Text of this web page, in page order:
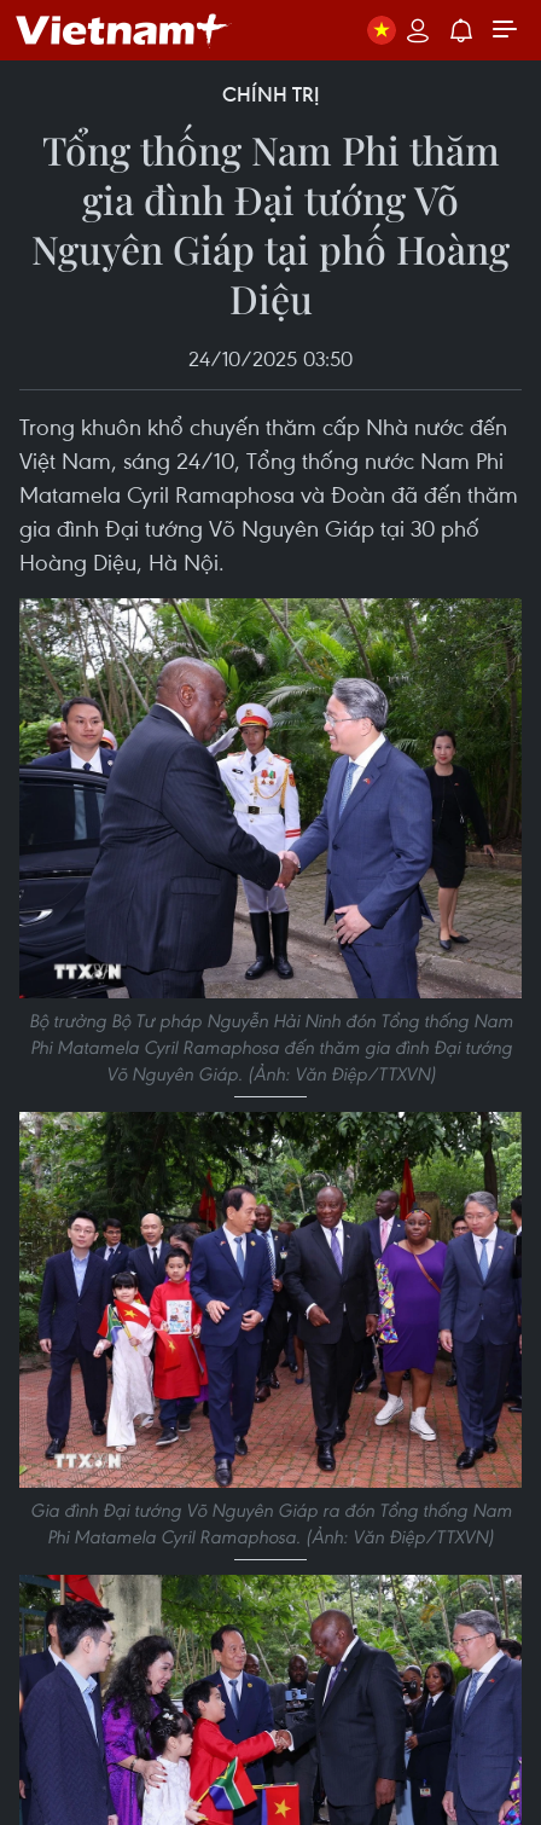
CHÍNH TRỊ
Tổng thống Nam Phi thăm
gia đình Đại tướng Võ
Nguyên Giáp tại phố Hoàng
Diệu
24/10/2025 03:50
Trong khuôn khổ chuyến thăm cấp Nhà nước đến
Việt Nam, sáng 24/10, Tổng thống nước Nam Phi
Matamela Cyril Ramaphosa và Đoàn đã đến thăm
gia đình Đại tướng Võ Nguyên Giáp tại 30 phố
Hoàng Diệu, Hà Nội.
Bộ trưởng Bộ Tư pháp Nguyễn Hải Ninh đón Tổng thống Nam
Phi Matamela Cyril Ramaphosa đến thăm gia đình Đại tướng
Võ Nguyên Giáp. (Ảnh: Văn Điệp/TTXVN)
Gia đình Đại tướng Võ Nguyên Giáp ra đón Tổng thống Nam
Phi Matamela Cyril Ramaphosa. (Ảnh: Văn Điệp/TTXVN)